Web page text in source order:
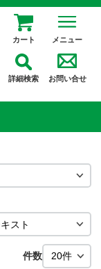
カート メニュー
詳細検索 お問い合せ
件数